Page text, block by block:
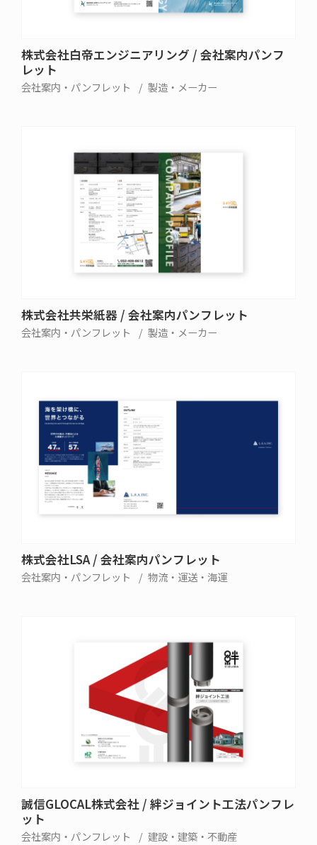
株式会社白帝エンジニアリング / 会社案内パンフ
レット
会社案内・パンフレット 製造・メーカー
株式会社共栄紙器 / 会社案内パンフレット
会社案内・パンフレット 製造・メーカー
株式会社LSA / 会社案内パンフレット
会社案内・パンフレット 物流・運送・海運
誠信GLOCAL株式会社 / 絆ジョイント工法パンフレ
ット
会社案内・パンフレット 建設・建築・不動産